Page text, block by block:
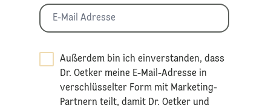
Außerdem bin ich einverstanden, dass
Dr. Oetker meine E-Mail-Adresse in
verschlüsselter Form mit Marketing-
Partnern teilt, damit Dr. Oetker und